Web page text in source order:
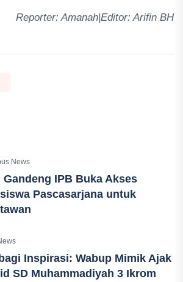
Reporter: Amanah|Editor: Arifin BH
News
Gandeng IPB Buka Akses
Pascasarjana untuk
Inspirasi: Wabup Mimik Ajak
SD Muhammadiyah 3 Ikrom